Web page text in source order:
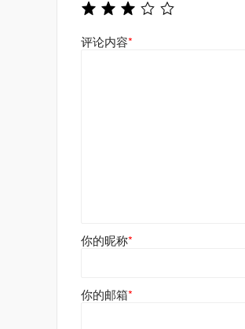
评论内容*
你的昵称*
你的邮箱*